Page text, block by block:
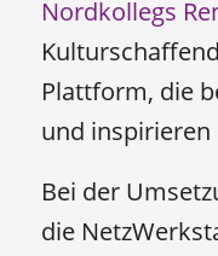
Nordkollegs
Plattform, die
und inspirieren
Bei der
die